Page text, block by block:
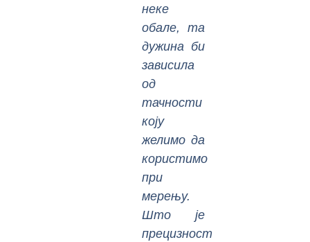
неке
обале, та
дужина би
зависила
од
тачности
коју
желимо да
користимо
при
мерењу.
Што је
прецизност